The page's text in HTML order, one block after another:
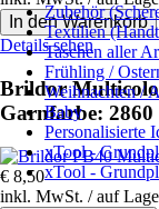
Details sehen
Brildor
Garnfarbe: 2860
€ 8,50
inkl. MwSt. / auf
Zubehör
Textilien
Taschen aller
Frühling /
Weihnachten /
Baby
Personalisierte
xTool -
xTool -